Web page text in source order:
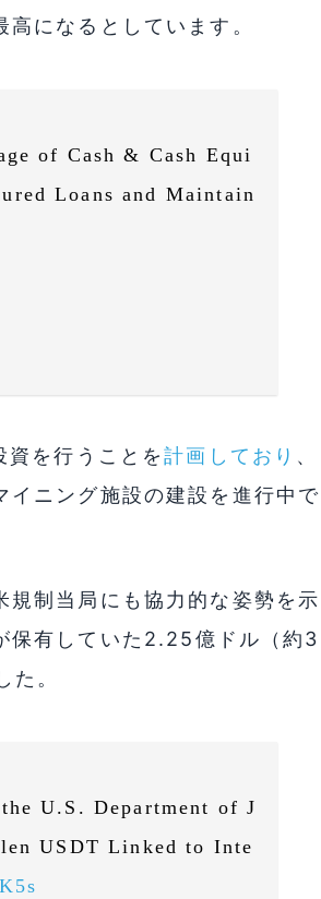
になるとしています。
of Cash & Cash Equi
Loans and Maintain
資を行うことを計画しており 、
イニング施設の建設を進行中で
制当局にも協力的な姿勢を示
保有していた2.25億ドル（約3
。
U.S. Department of J
USDT Linked to Inte